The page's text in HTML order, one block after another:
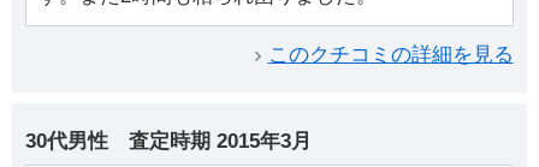
このクチコミの詳細を見る
30代男性 査定時期 2015年3月